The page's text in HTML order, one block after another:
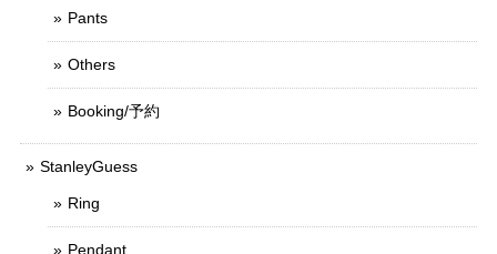
Pants
Others
Booking/予約
StanleyGuess
Ring
Pendant